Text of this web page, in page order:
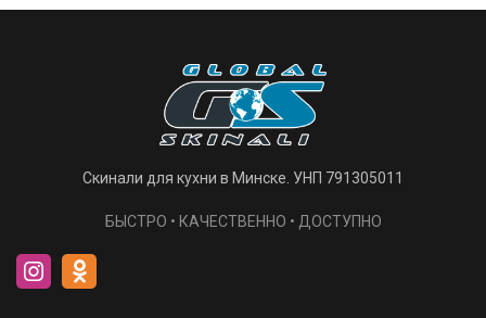
Скинали для кухни в Минске. УНП 791305011
БЫСТРО • КАЧЕСТВЕННО • ДОСТУПНО